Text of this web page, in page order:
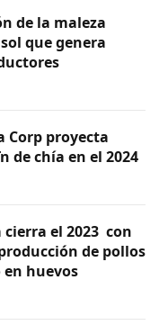
de la maleza
que genera
Corp proyecta
de chía en el 2024
cierra el 2023 con
de pollos
huevos